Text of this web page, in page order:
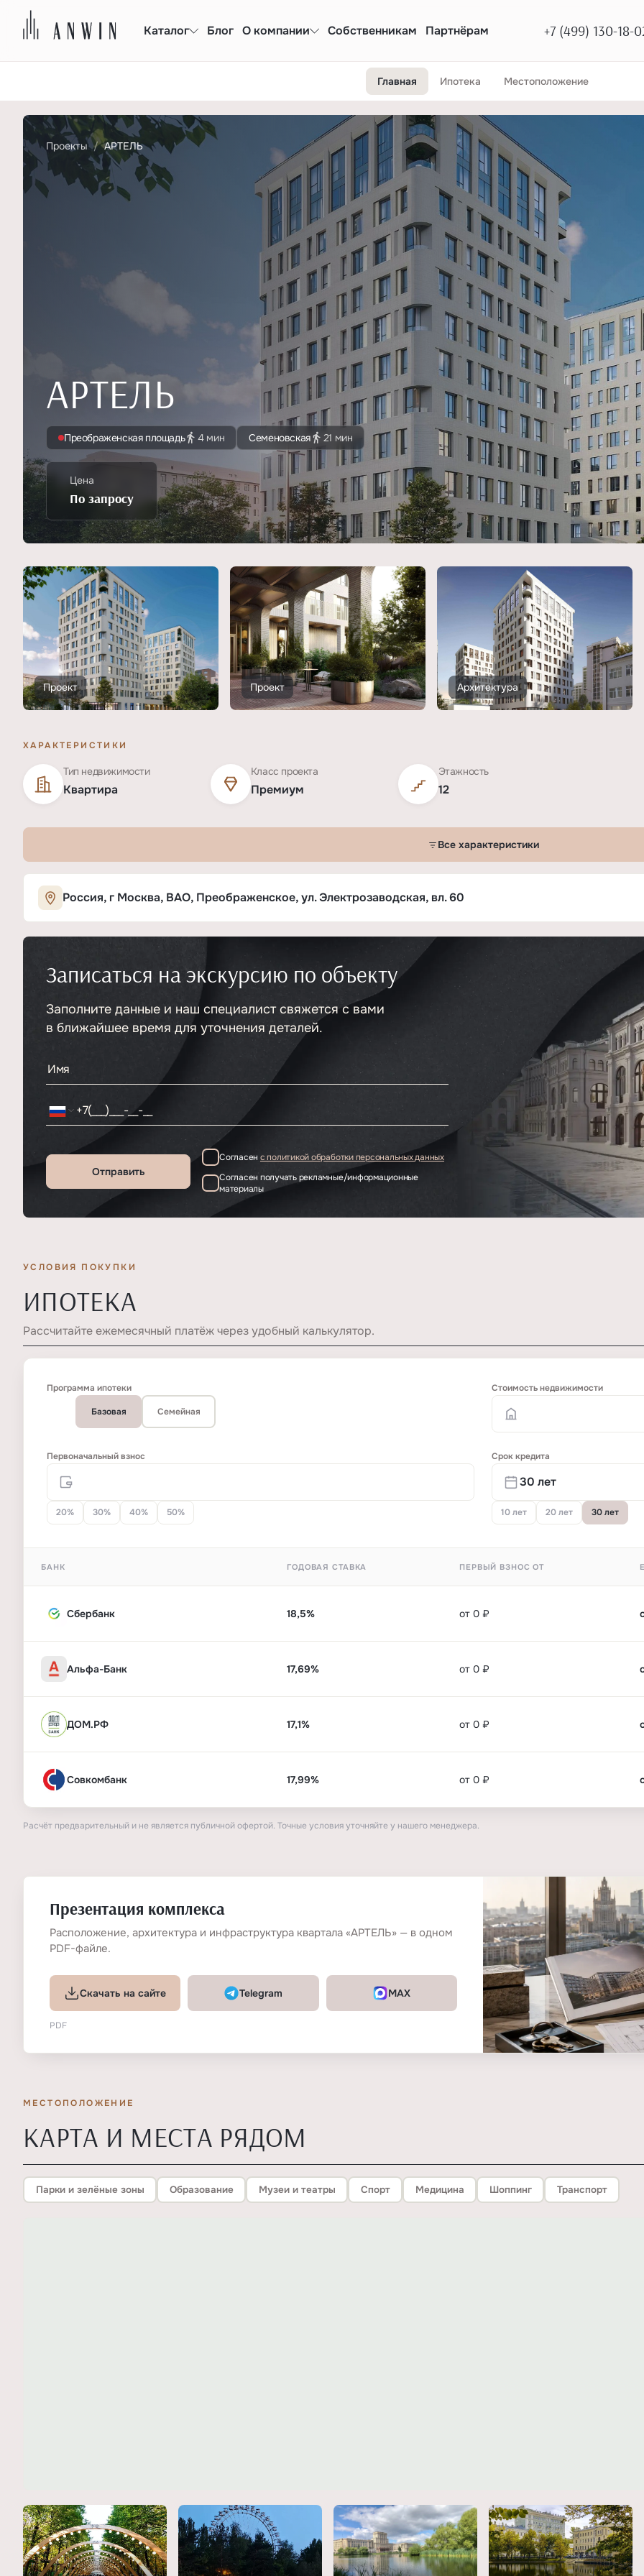
Каталог Блог О компании Собственникам Партнёрам +7 (499) 130-18-
Главная Ипотека Местоположение
Проекты АРТЕЛЬ
АРТЕЛЬ
Преображенская площадь 4 мин Семеновская 21 мин
Цена
По запросу
Проект Проект Архитектура
ХАРАКТЕРИСТИКИ
Тип недвижимости
Квартира
Класс проекта
Премиум
Этажность
12
Все характеристики
Характеристики ЖК «АРТЕЛЬ»
ТипЖК
Класс проектаПремиум
Этажность12
Россия, г Москва, ВАО, Преображенское, ул. Электрозаводская, вл. 60
Записаться на экскурсию по объекту
Заполните данные и наш специалист свяжется с вами
в ближайшее время для уточнения деталей.
Отправить
Согласен с политикой обработки персональных данных
Согласен получать рекламные/информационные
материалы
УСЛОВИЯ ПОКУПКИ
ИПОТЕКА
Рассчитайте ежемесячный платёж через удобный калькулятор.
Программа ипотеки
Базовая Семейная
Стоимость недвижимости
Первоначальный взнос
20% 30% 40% 50%
Срок кредита
10 лет 20 лет 30 лет
БАНК ГОДОВАЯ СТАВКА ПЕРВЫЙ ВЗНОС ОТ
Сбербанк 18,5% от 0 ₽
Альфа-Банк 17,69% от 0 ₽
ДОМ.РФ 17,1% от 0 ₽
Совкомбанк 17,99% от 0 ₽
Расчёт предварительный и не является публичной офертой. Точные условия уточняйте у нашего менеджера.
Презентация комплекса
Расположение, архитектура и инфраструктура квартала «АРТЕЛЬ» — в одном
PDF-файле.
Скачать на сайте Telegram MAX
PDF
МЕСТОПОЛОЖЕНИЕ
КАРТА И МЕСТА РЯДОМ
Парки и зелёные зоны Образование Музеи и театры Спорт Медицина Шоппинг Транспорт